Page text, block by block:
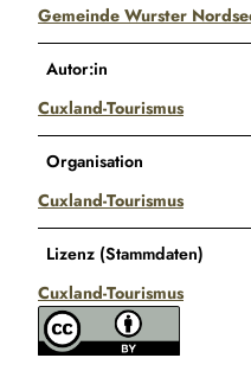
Gemeinde Wurster
Autor:in
Cuxland-Tourismus
Organisation
Cuxland-Tourismus
Lizenz (Stammdaten)
Cuxland-Tourismus